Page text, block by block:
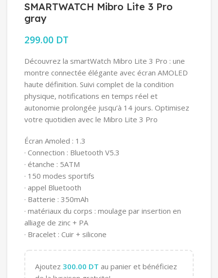
SMARTWATCH Mibro Lite 3 Pro
gray
299.00 DT
Découvrez la smartWatch Mibro Lite 3 Pro : une
montre connectée élégante avec écran AMOLED
haute définition. Suivi complet de la condition
physique, notifications en temps réel et
autonomie prolongée jusqu’à 14 jours. Optimisez
votre quotidien avec le Mibro Lite 3 Pro
Écran Amoled : 1.3
· Connection : Bluetooth V5.3
· étanche : 5ATM
· 150 modes sportifs
· appel Bluetooth
· Batterie : 350mAh
· matériaux du corps : moulage par insertion en
alliage de zinc + PA
· Bracelet : Cuir + silicone
Ajoutez 300.00 DT au panier et bénéficiez